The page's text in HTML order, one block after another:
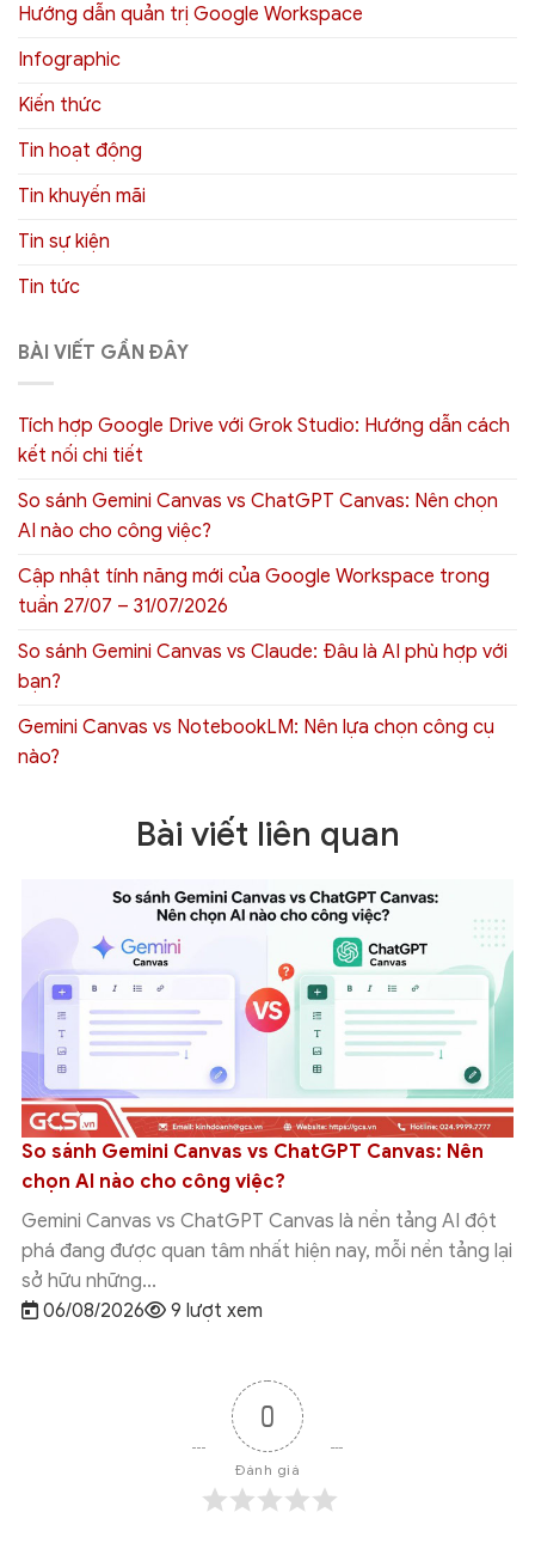
Hướng dẫn quản trị Google Workspace
Infographic
Kiến thức
Tin hoạt động
Tin khuyến mãi
Tin sự kiện
Tin tức
BÀI VIẾT GẦN ĐÂY
Tích hợp Google Drive với Grok Studio: Hướng dẫn cách
kết nối chi tiết
So sánh Gemini Canvas vs ChatGPT Canvas: Nên chọn
AI nào cho công việc?
Cập nhật tính năng mới của Google Workspace trong
tuần 27/07 – 31/07/2026
So sánh Gemini Canvas vs Claude: Đâu là AI phù hợp với
bạn?
Gemini Canvas vs NotebookLM: Nên lựa chọn công cụ
nào?
Bài viết liên quan
So sánh Gemini Canvas vs ChatGPT Canvas: Nên
chọn AI nào cho công việc?
Gemini Canvas vs ChatGPT Canvas là nền tảng AI đột
phá đang được quan tâm nhất hiện nay, mỗi nền tảng lại
sở hữu những...
06/08/2026
9 lượt xem
0
Đánh giá